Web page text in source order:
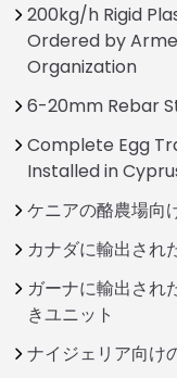
200kg/h Rigid
Ordered by
Organization
6-20mm Rebar
Complete Egg
Installed in
ケニアの酪農場向
カナダに輸出さ
ガーナに輸出され
きユニット
ナイジェリア向け